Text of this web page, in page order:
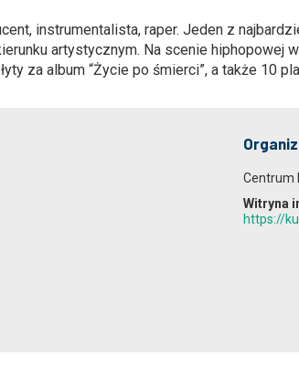
instrumentalista, raper. Jeden z
artystycznym. Na scenie hiphopowej
za album “Życie po śmierci”, a także 10
Centrum
Witryna
https://